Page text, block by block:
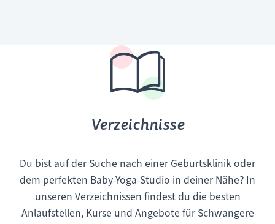
Verzeichnisse
Du bist auf der Suche nach einer Geburtsklinik oder
dem perfekten Baby-Yoga-Studio in deiner Nähe? In
unseren Verzeichnissen findest du die besten
Anlaufstellen, Kurse und Angebote für Schwangere